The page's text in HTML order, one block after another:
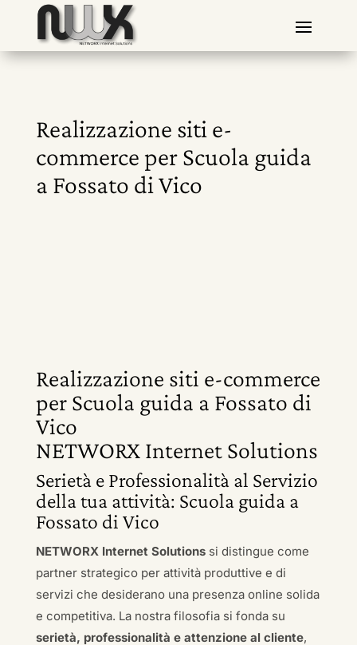
Realizzazione siti e-
commerce per Scuola guida
a Fossato di Vico
Realizzazione siti e-commerce
per Scuola guida a Fossato di
Vico
NETWORX Internet Solutions
Serietà e Professionalità al Servizio
della tua attività: Scuola guida a
Fossato di Vico
NETWORX Internet Solutionssi distingue come
partner strategico per attività produttive e di
servizi che desiderano una presenza online solida
e competitiva. La nostra filosofia si fonda su
serietà, professionalità e attenzione al cliente,